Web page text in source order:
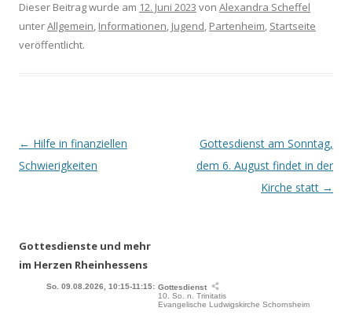
Dieser Beitrag wurde am 12. Juni 2023 von Alexandra Scheffel
unterAllgemein, Informationen, Jugend, Partenheim, Startseite
veröffentlicht.
Beitrags-
Navigation
← Hilfe in finanziellen
Schwierigkeiten
Gottesdienst am Sonntag,
dem 6. August findet in der
Kirche statt →
Gottesdienste und mehr
im Herzen Rheinhessens